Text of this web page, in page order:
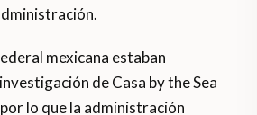
mexicana estaban
de Casa by the Sea
lo que la administración